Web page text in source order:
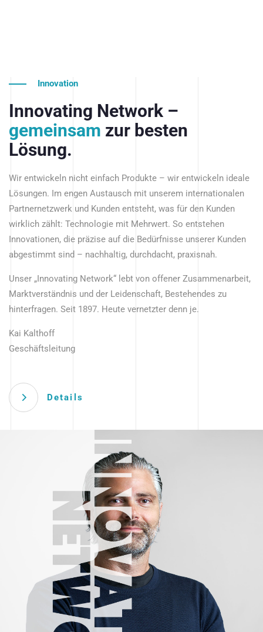
Innovation
Innovating Network –
gemeinsam zur besten
Lösung.
Wir entwickeln nicht einfach Produkte – wir entwickeln ideale
Lösungen. Im engen Austausch mit unserem internationalen
Partnernetzwerk und Kunden entsteht, was für den Kunden
wirklich zählt: Technologie mit Mehrwert. So entstehen
Innovationen, die präzise auf die Bedürfnisse unserer Kunden
abgestimmt sind – nachhaltig, durchdacht, praxisnah.
Unser „Innovating Network“ lebt von offener Zusammenarbeit,
Marktverständnis und der Leidenschaft, Bestehendes zu
hinterfragen. Seit 1897. Heute vernetzter denn je.
Kai Kalthoff
Geschäftsleitung
Details